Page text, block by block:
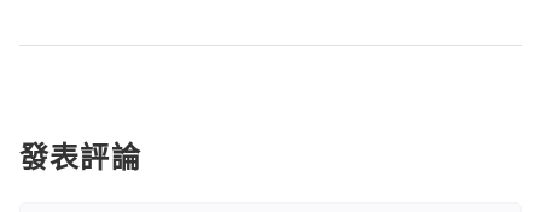
發表評論